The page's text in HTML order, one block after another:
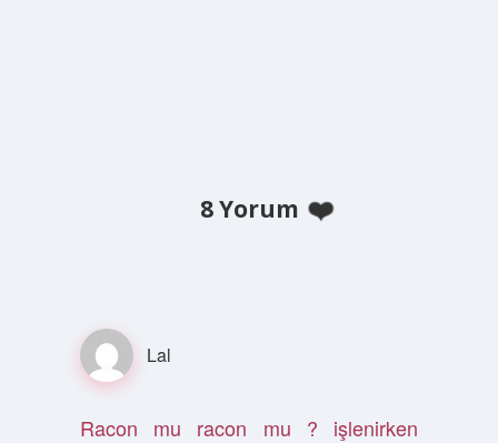
8 Yorum
Lal
Racon mu racon mu ? işlenirken